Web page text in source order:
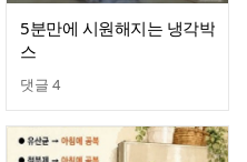
5분만에 시원해지는 냉각박
스
댓글 4